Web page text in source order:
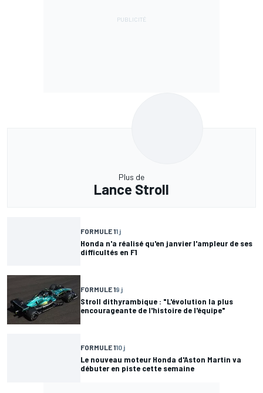
Plus de
Lance Stroll
FORMULE 11 j
Honda n'a réalisé qu'en janvier l'ampleur de ses
difficultés en F1
FORMULE 19 j
Stroll dithyrambique : "L'évolution la plus
encourageante de l'histoire de l'équipe"
FORMULE 110 j
Le nouveau moteur Honda d'Aston Martin va
débuter en piste cette semaine